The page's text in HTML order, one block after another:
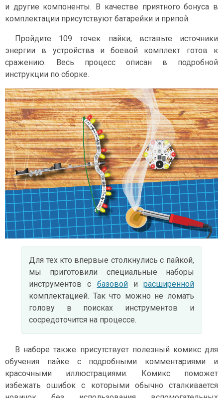
и другие компоненты. В качестве приятного бонуса в
комплектации присутствуют батарейки и припой.
Пройдите 109 точек пайки, вставьте источники
энергии в устройства и боевой комплект готов к
сражению. Весь процесс описан в подробной
инструкции по сборке.
Для тех кто впервые столкнулись с пайкой,
мы приготовили специальные наборы
инструментов c базовойи расширенной
комплектацией. Так что можно не ломать
голову в поисках инструментов и
сосредоточится на процессе.
В наборе также присутствует полезный комикс для
обучения пайке с подробными комментариями и
красочными иллюстрациями. Комикс поможет
избежать ошибок с которыми обычно сталкивается